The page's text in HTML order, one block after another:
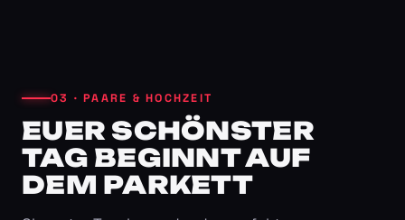
03 · PAARE & HOCHZEIT
EUER SCHÖNSTER
TAG BEGINNT AUF
DEM PARKETT